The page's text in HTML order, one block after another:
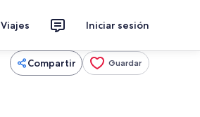
Viajes Iniciar sesión
Compartir Guardar